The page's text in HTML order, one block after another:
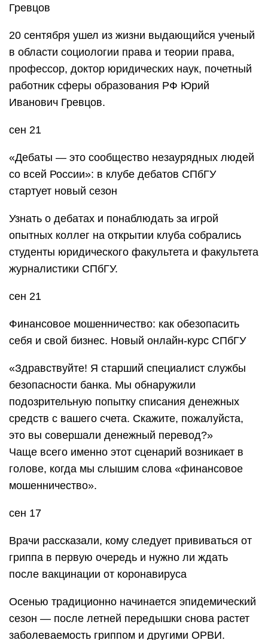
Гревцов
20 сентября ушел из жизни выдающийся ученый
в области социологии права и теории права,
профессор, доктор юридических наук, почетный
работник сферы образования РФ Юрий
Иванович Гревцов.
сен 21
«Дебаты — это сообщество незаурядных людей
со всей России»: в клубе дебатов СПбГУ
стартует новый сезон
Узнать о дебатах и понаблюдать за игрой
опытных коллег на открытии клуба собрались
студенты юридического факультета и факультета
журналистики СПбГУ.
сен 21
Финансовое мошенничество: как обезопасить
себя и свой бизнес. Новый онлайн-курс СПбГУ
«Здравствуйте! Я старший специалист службы
безопасности банка. Мы обнаружили
подозрительную попытку списания денежных
средств с вашего счета. Скажите, пожалуйста,
это вы совершали денежный перевод?»
Чаще всего именно этот сценарий возникает в
голове, когда мы слышим слова «финансовое
мошенничество».
сен 17
Врачи рассказали, кому следует прививаться от
гриппа в первую очередь и нужно ли ждать
после вакцинации от коронавируса
Осенью традиционно начинается эпидемический
сезон — после летней передышки снова растет
заболеваемость гриппом и другими ОРВИ.